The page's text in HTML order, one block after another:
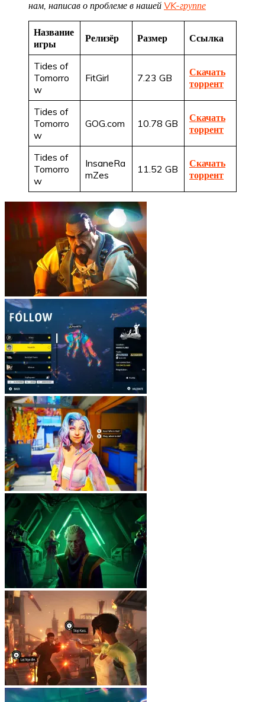
нам, написав о проблеме в нашей VK-группе
Название
игры
Релизёр Размер Ссылка
Tides of
Tomorro
w
FitGirl 7.23 GB
Скачать
торрент
Tides of
Tomorro
w
GOG.com 10.78 GB
Скачать
торрент
Tides of
Tomorro
w
InsaneRa
mZes
11.52 GB
Скачать
торрент